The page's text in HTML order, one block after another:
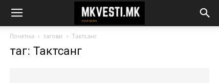
Почетна тагови Тактсанг
таг: Тактсанг